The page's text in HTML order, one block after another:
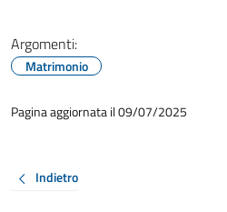
Argomenti:
Matrimonio
Pagina aggiornata il 09/07/2025
Indietro